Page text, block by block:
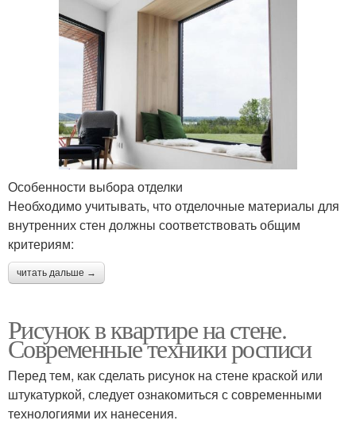
Особенности выбора отделки
Необходимо учитывать, что отделочные материалы для
внутренних стен должны соответствовать общим
критериям:
читать дальше →
Рисунок в квартире на стене.
Современные техники росписи
Перед тем, как сделать рисунок на стене краской или
штукатуркой, следует ознакомиться с современными
технологиями их нанесения.